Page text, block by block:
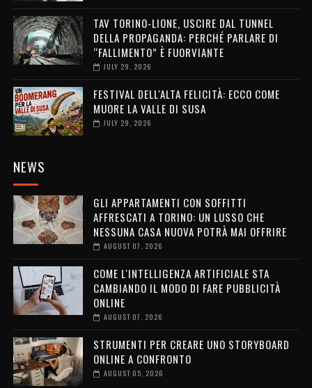
TAV TORINO-LIONE, USCIRE DAL TUNNEL
DELLA PROPAGANDA: PERCHÉ PARLARE DI
“FALLIMENTO” È FUORVIANTE
JULY 29, 2026
FESTIVAL DELL'ALTA FELICITÀ: ECCO COME
MUORE LA VALLE DI SUSA
JULY 29, 2026
NEWS
GLI APPARTAMENTI CON SOFFITTI
AFFRESCATI A TORINO: UN LUSSO CHE
NESSUNA CASA NUOVA POTRÀ MAI OFFRIRE
AUGUST 07, 2026
COME L'INTELLIGENZA ARTIFICIALE STA
CAMBIANDO IL MODO DI FARE PUBBLICITÀ
ONLINE
AUGUST 07, 2026
STRUMENTI PER CREARE UNO STORYBOARD
ONLINE A CONFRONTO
AUGUST 05, 2026